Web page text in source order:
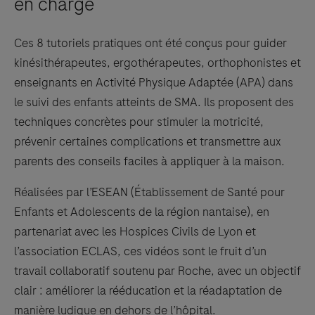
Ces 8 tutoriels pratiques ont été conçus pour guider
kinésithérapeutes, ergothérapeutes, orthophonistes et
enseignants en Activité Physique Adaptée (APA) dans
le suivi des enfants atteints de SMA. Ils proposent des
techniques concrètes pour stimuler la motricité,
prévenir certaines complications et transmettre aux
parents des conseils faciles à appliquer à la maison.
Réalisées par l’ESEAN (Établissement de Santé pour
Enfants et Adolescents de la région nantaise), en
partenariat avec les Hospices Civils de Lyon et
l’association ECLAS, ces vidéos sont le fruit d’un
travail collaboratif soutenu par Roche, avec un objectif
clair : améliorer la rééducation et la réadaptation de
manière ludique en dehors de l’hôpital.